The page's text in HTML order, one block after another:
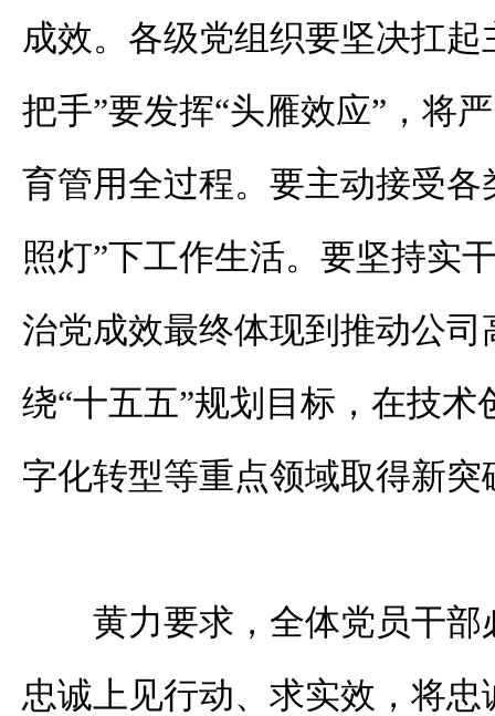
成效。各级党组织要坚决扛起
把手”要发挥“头雁效应”，将
育管用全过程。要主动接受各
照灯”下工作生活。要坚持实
治党成效最终体现到推动公
绕“十五五”规划目标，在技
字化转型等重点领域取得新突
黄力要求，全体党员干
忠诚上见行动、求实效，将